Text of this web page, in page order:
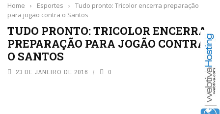
Home › Esportes ›
Tudo pronto: Tricolor encerra preparação
para jogão contra o Santos
TUDO PRONTO: TRICOLOR ENCERRA
PREPARAÇÃO PARA JOGÃO CONTRA
O SANTOS
23 DE JANEIRO DE 2016 0